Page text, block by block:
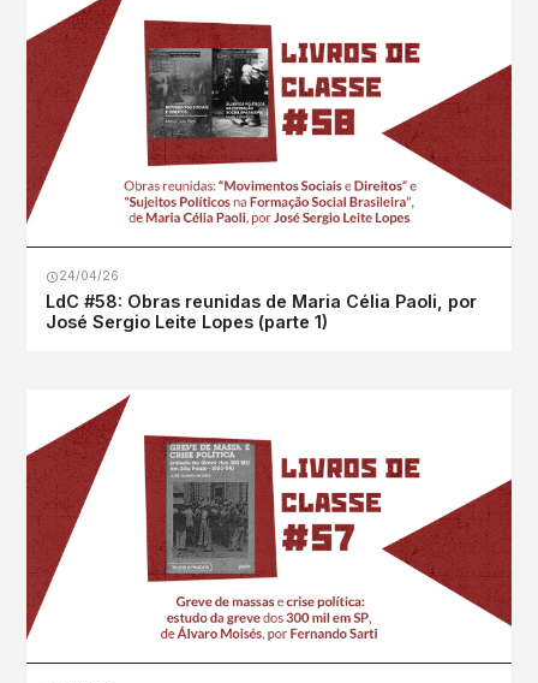
24/04/26
LdC #58: Obras reunidas de Maria Célia Paoli, por
José Sergio Leite Lopes (parte 1)